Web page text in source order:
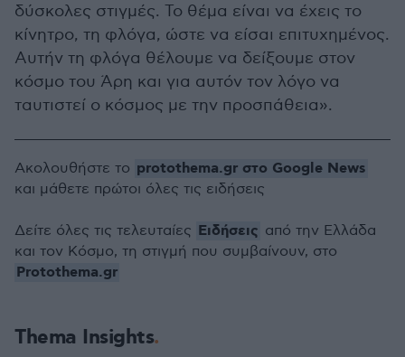
δύσκολες στιγμές. Το θέμα είναι να έχεις το
κίνητρο, τη φλόγα, ώστε να είσαι επιτυχημένος.
Αυτήν τη φλόγα θέλουμε να δείξουμε στον
κόσμο του Άρη και για αυτόν τον λόγο να
ταυτιστεί ο κόσμος με την προσπάθεια».
Thema Insights
Ακολουθήστε το protothema.gr στο Google News
και μάθετε πρώτοι όλες τις ειδήσεις
Δείτε όλες τις τελευταίες Ειδήσεις από την Ελλάδα
και τον Κόσμο, τη στιγμή που συμβαίνουν, στο
Protothema.gr